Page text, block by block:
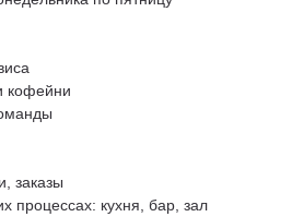
кофейни
заказы
процессах: кухня, бар, зал